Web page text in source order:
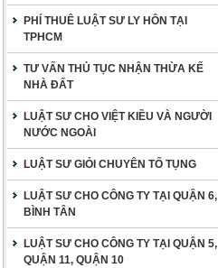
PHÍ THUÊ LUẬT SƯ LY HÔN TẠI
TPHCM
TƯ VẤN THỦ TỤC NHẬN THỪA KẾ
NHÀ ĐẤT
LUẬT SƯ CHO VIỆT KIỀU VÀ NGƯỜI
NƯỚC NGOÀI
LUẬT SƯ GIỎI CHUYÊN TỐ TỤNG
LUẬT SƯ CHO CÔNG TY TẠI QUẬN 6,
BÌNH TÂN
LUẬT SƯ CHO CÔNG TY TẠI QUẬN 5,
QUẬN 11, QUẬN 10